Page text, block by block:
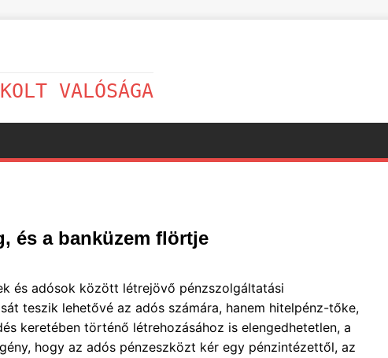
VALÓSÁGA
és a banküzem flörtje
és adósok között létrejövő pénzszolgáltatási
teszik lehetővé az adós számára, hanem hitelpénz-tőke,
keretében történő létrehozásához is elengedhetetlen, a
hogy az adós pénzeszközt kér egy pénzintézettől, az